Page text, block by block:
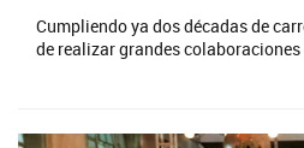
Cumpliendo ya dos décadas de
de realizar grandes colaboraciones